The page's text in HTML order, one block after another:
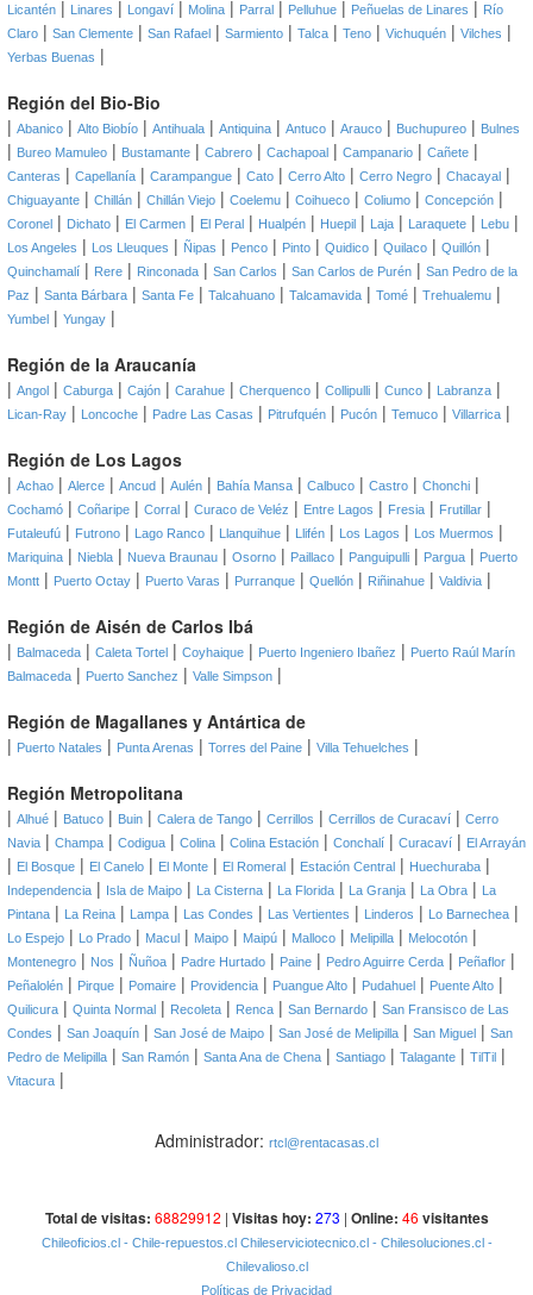
Licantén | Linares | Longaví | Molina | Parral | Pelluhue | Peñuelas de Linares | Río
Claro | San Clemente | San Rafael | Sarmiento | Talca | Teno | Vichuquén | Vilches |
Yerbas Buenas |
Región del Bio-Bio
| Abanico | Alto Biobío | Antihuala | Antiquina | Antuco | Arauco | Buchupureo | Bulnes
| Bureo Mamuleo | Bustamante | Cabrero | Cachapoal | Campanario | Cañete |
Canteras | Capellanía | Carampangue | Cato | Cerro Alto | Cerro Negro | Chacayal |
Chiguayante | Chillán | Chillán Viejo | Coelemu | Coihueco | Coliumo | Concepción |
Coronel | Dichato | El Carmen | El Peral | Hualpén | Huepil | Laja | Laraquete | Lebu |
Los Angeles | Los Lleuques | Ñipas | Penco | Pinto | Quidico | Quilaco | Quillón |
Quinchamalí | Rere | Rinconada | San Carlos | San Carlos de Purén | San Pedro de la
Paz | Santa Bárbara | Santa Fe | Talcahuano | Talcamavida | Tomé | Trehualemu |
Yumbel | Yungay |
Región de la Araucanía
| Angol | Caburga | Cajón | Carahue | Cherquenco | Collipulli | Cunco | Labranza |
Lican-Ray | Loncoche | Padre Las Casas | Pitrufquén | Pucón | Temuco | Villarrica |
Región de Los Lagos
| Achao | Alerce | Ancud | Aulén | Bahía Mansa | Calbuco | Castro | Chonchi |
Cochamó | Coñaripe | Corral | Curaco de Veléz | Entre Lagos | Fresia | Frutillar |
Futaleufú | Futrono | Lago Ranco | Llanquihue | Llifén | Los Lagos | Los Muermos |
Mariquina | Niebla | Nueva Braunau | Osorno | Paillaco | Panguipulli | Pargua | Puerto
Montt | Puerto Octay | Puerto Varas | Purranque | Quellón | Riñinahue | Valdivia |
Región de Aisén de Carlos Ibá
| Balmaceda | Caleta Tortel | Coyhaique | Puerto Ingeniero Ibañez | Puerto Raúl Marín
Balmaceda | Puerto Sanchez | Valle Simpson |
Región de Magallanes y Antártica de
| Puerto Natales | Punta Arenas | Torres del Paine | Villa Tehuelches |
Región Metropolitana
| Alhué | Batuco | Buin | Calera de Tango | Cerrillos | Cerrillos de Curacaví | Cerro
Navia | Champa | Codigua | Colina | Colina Estación | Conchalí | Curacaví | El Arrayán
| El Bosque | El Canelo | El Monte | El Romeral | Estación Central | Huechuraba |
Independencia | Isla de Maipo | La Cisterna | La Florida | La Granja | La Obra |
La
Pintana | La Reina | Lampa | Las Condes | Las Vertientes | Linderos | Lo Barnechea |
Lo Espejo | Lo Prado | Macul | Maipo | Maipú | Malloco | Melipilla | Melocotón |
Montenegro | Nos | Ñuñoa | Padre Hurtado | Paine | Pedro Aguirre Cerda | Peñaflor |
Peñalolén | Pirque | Pomaire | Providencia | Puangue Alto | Pudahuel | Puente Alto |
Quilicura | Quinta Normal | Recoleta | Renca | San Bernardo | San Fransisco de Las
Condes | San Joaquín | San José de Maipo | San José de Melipilla | San Miguel | San
Pedro de Melipilla | San Ramón | Santa Ana de Chena | Santiago | Talagante | TilTil |
Vitacura |
Administrador: rtcl@rentacasas.cl
Total de visitas: 68829912 | Visitas hoy: 273 | Online: 46 visitantes
Chileoficios.cl - Chile-repuestos.cl Chileserviciotecnico.cl - Chilesoluciones.cl -
Chilevalioso.cl
Políticas de Privacidad